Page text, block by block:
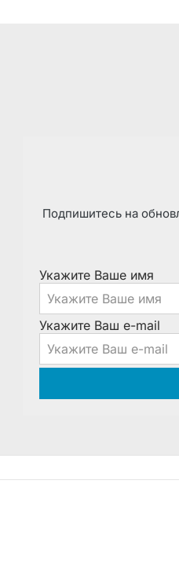
Подпишитесь на
Укажите Ваше имя
Укажите Ваш e-mail